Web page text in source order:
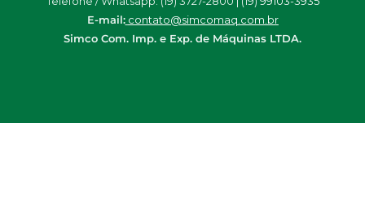
E-mail: contato@simcomaq.com.br
Simco Com. Imp. e Exp. de Máquinas LTDA.